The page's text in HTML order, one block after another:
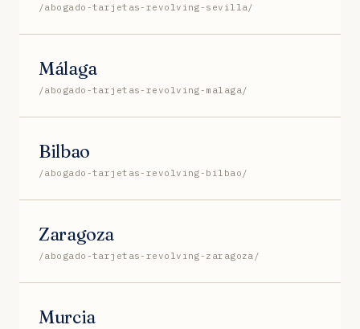
/abogado-tarjetas-revolving-sevilla/
Málaga
/abogado-tarjetas-revolving-malaga/
Bilbao
/abogado-tarjetas-revolving-bilbao/
Zaragoza
/abogado-tarjetas-revolving-zaragoza/
Murcia